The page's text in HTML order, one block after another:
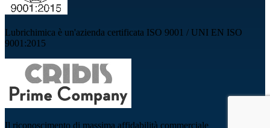
Lubrichimica è un'azienda certificata ISO 9001 / UNI EN ISO
9001:2015
Il riconoscimento di massima affidabilità commerciale